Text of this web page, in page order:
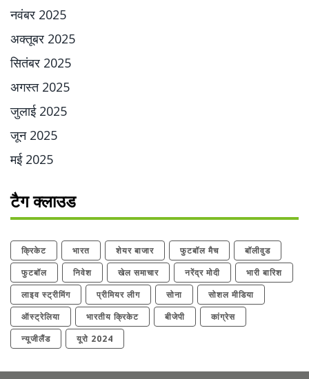
नवंबर 2025
अक्तूबर 2025
सितंबर 2025
अगस्त 2025
जुलाई 2025
जून 2025
मई 2025
टैग क्लाउड
क्रिकेट भारत शेयर बाजार फुटबॉल मैच
बॉलीवुड
फुटबॉल
निवेश खेल समाचार नरेंद्र मोदी
भारी बारिश
लाइव स्ट्रीमिंग
प्रीमियर लीग सोना
सोशल मीडिया
ऑस्ट्रेलिया
भारतीय क्रिकेट बीजेपी
कांग्रेस
न्यूजीलैंड
यूरो 2024